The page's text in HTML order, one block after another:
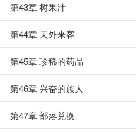
第43章 树果汁
第44章 天外来客
第45章 珍稀的药品
第46章 兴奋的族人
第47章 部落兑换